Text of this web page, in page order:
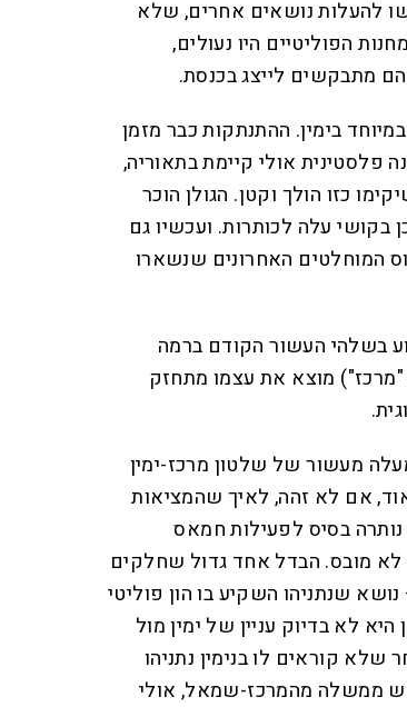
להעלות נושאים אחרים, שלא
הפוליטיים היו נעולים,
הם מתבקשים לייצג בכנסת.
בימין. ההתנתקות כבר מזמן
פלסטינית אולי קיימת בתאוריה,
כזו הולך וקטן. הגולן הוכר
עלה לכותרות. ועכשיו גם
המוחלטים האחרונים שנשארו
בשלהי העשור הקודם ברמה
"מרכז") מוצא את עצמו מתחזק
מעשור של שלטון מרכז-ימין
אם לא זהה, לאיך שהמציאות
בסיס לפעילות חמאס
מובס. הבדל אחד גדול שחלקים
שנתניהו השקיע בו הון פוליטי
לא בדיוק עניין של ימין מול
קוראים לו בנימין נתניהו
ממשלה מהמרכז-שמאל, אולי